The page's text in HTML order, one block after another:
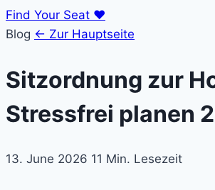
Find Your Seat ♥
Blog ← Zur Hauptseite
Sitzordnung zur
Stressfrei planen
13. June 2026 11 Min. Lesezeit